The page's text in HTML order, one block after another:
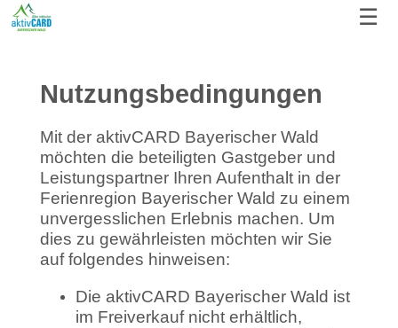
☰
Nutzungsbedingungen
Mit der aktivCARD Bayerischer Wald
möchten die beteiligten Gastgeber und
Leistungspartner Ihren Aufenthalt in der
Ferienregion Bayerischer Wald zu einem
unvergesslichen Erlebnis machen. Um
dies zu gewährleisten möchten wir Sie
auf folgendes hinweisen:
Die aktivCARD Bayerischer Wald ist
im Freiverkauf nicht erhältlich,